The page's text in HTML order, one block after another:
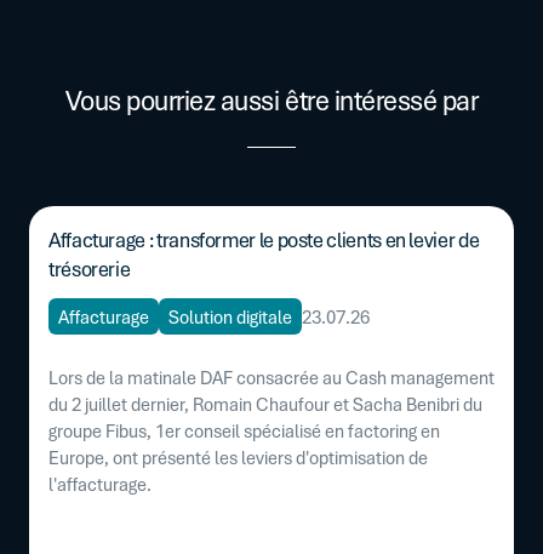
Vous pourriez aussi être intéressé par
Affacturage : transformer le poste clients en levier de
trésorerie
Affacturage Solution digitale 23.07.26
Lors de la matinale DAF consacrée au Cash management
du 2 juillet dernier, Romain Chaufour et Sacha Benibri du
groupe Fibus, 1er conseil spécialisé en factoring en
Europe, ont présenté les leviers d'optimisation de
l'affacturage.